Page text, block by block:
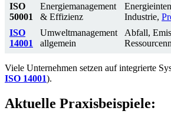
ISO
50001
Energiemanagement
& Effizienz
Industrie,
ISO
14001
Umweltmanagement
allgemein
Abfall,
Viele Unternehmen setzen auf integrierte
ISO 14001).
Aktuelle Praxisbeispiele: